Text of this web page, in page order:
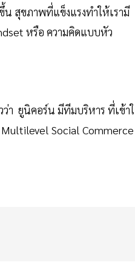
น สุขภาพที่แข็งแรงทำให้เรามี
หรือ ความคิดแบบหัว
ว่า ยูนิคอร์น มีทีมบริหาร ที่เข้า
Multilevel Social Commerce